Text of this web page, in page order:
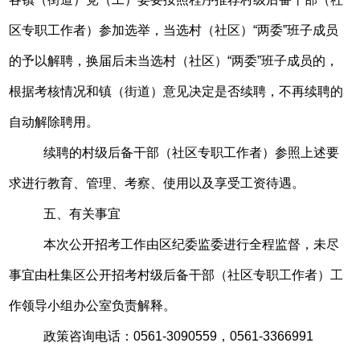
区专职工作者）参加选举，当选村（社区）“两委”班子成员
的予以解聘，换届后未当选村（社区）“两委”班子成员的，
根据考核情况和镇（街道）意见决定是否续聘，不再续聘的
自动解除聘用。
续聘的村级后备干部（社区专职工作者）参照上述要
求进行教育、管理、考察、使用以及享受工资待遇。
五、有关事宜
本次公开招考工作由区纪委监委进行全程监督，未尽
事宜由杜集区公开招考村级后备干部（社区专职工作者）工
作领导小组办公室负责解释。
政策咨询电话：0561-3090559， 0561-3366991